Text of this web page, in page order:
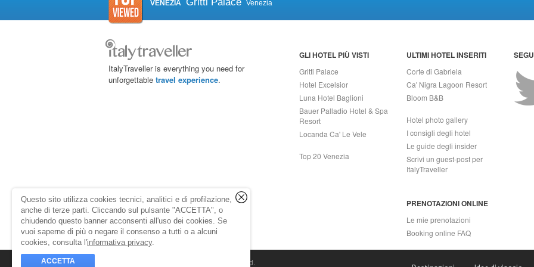
VENEZIA Venezia
ItalyTraveller is everything you need for
unforgettable travel experience.
GLI HOTEL PIÙ VISTI
Gritti Palace
Hotel Excelsior
Luna Hotel Baglioni
Bauer Palladio Hotel & Spa
Resort
Locanda Ca' Le Vele
Top 20 Venezia
ULTIMI HOTEL INSERITI
Corte di Gabriela
Ca' Nigra Lagoon Resort
Bloom B&B
Hotel photo gallery
I consigli degli hotel
Le guide degli insider
Scrivi un guest-post per
ItalyTraveller
PRENOTAZIONI ONLINE
Le mie prenotazioni
Booking online FAQ
. All rights reserved.
Questo sito utilizza cookies tecnici, analitici e di profilazione,
anche di terze parti. Cliccando sul pulsante "ACCETTA", o
chiudendo questo banner acconsenti all'uso dei cookies. Se
vuoi saperne di più o negare il consenso a tutti o a alcuni
cookies, consulta l'informativa privacy.
ACCETTA